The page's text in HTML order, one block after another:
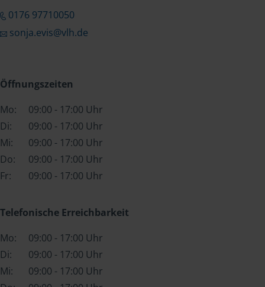
0176 97710050
sonja.evis@vlh.de
Öffnungszeiten
Mo:
09:00 - 17:00 Uhr
Di:
09:00 - 17:00 Uhr
Mi:
09:00 - 17:00 Uhr
Do:
09:00 - 17:00 Uhr
Fr:
09:00 - 17:00 Uhr
Telefonische Erreichbarkeit
Mo:
09:00 - 17:00 Uhr
Di:
09:00 - 17:00 Uhr
Mi:
09:00 - 17:00 Uhr